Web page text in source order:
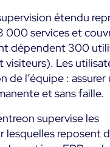
étendu
000 services et
dépendent 300
visiteurs). Les
de l’équipe : assurer
et sans faille.
supervise les
lesquelles reposent